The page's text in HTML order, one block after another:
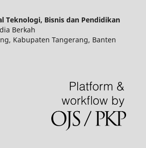
Teknologi, Bisnis dan Pendidikan
Berkah
Kabupaten Tangerang, Banten